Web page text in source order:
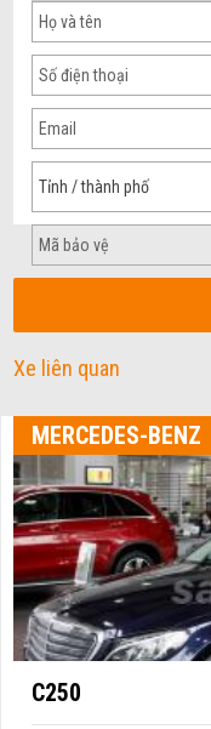
Tỉnh / thành phố
Xe liên quan
MERCEDES-BENZ
C250